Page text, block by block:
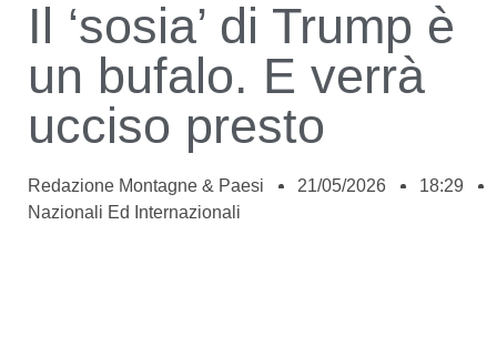
Il ‘sosia’ di Trump è
un bufalo. E verrà
ucciso presto
Redazione Montagne & Paesi 21/05/2026
18:29
Nazionali Ed Internazionali